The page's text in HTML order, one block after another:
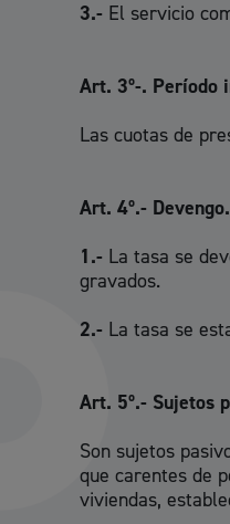
Salud
3.- El servicio
Art. 3º-. Período
Las cuotas de
Art. 4º.- Devengo.
1.- La tasa se
gravados.
2.- La tasa se
Art. 5º.- Sujetos
Son sujetos
que carentes de
viviendas,